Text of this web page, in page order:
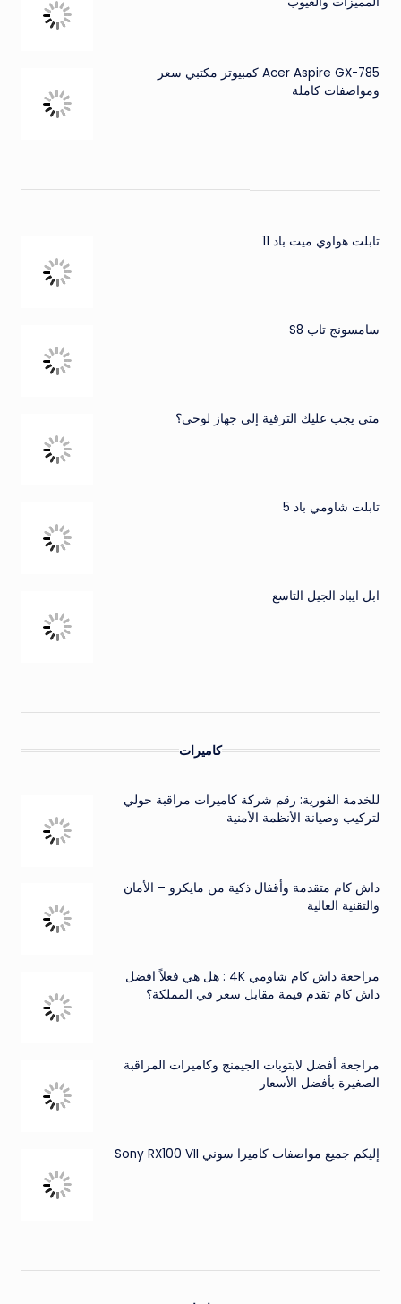
Acer Aspire GX-785 كمبيوتر مكتبي سعر
ومواصفات كاملة
تابلت هواوي ميت باد 11
سامسونج تاب S8
متى يجب عليك الترقية إلى جهاز لوحي؟
تابلت شاومي باد 5
ابل ايباد الجيل التاسع
كاميرات
للخدمة الفورية: رقم شركة كاميرات مراقبة حولي
لتركيب وصيانة الأنظمة الأمنية
داش كام متقدمة وأقفال ذكية من مايكرو – الأمان
والتقنية العالية
مراجعة داش كام شاومي 4K : هل هي فعلاً افضل
داش كام تقدم قيمة مقابل سعر في المملكة؟
مراجعة أفضل لابتوبات الجيمنج وكاميرات المراقبة
الصغيرة بأفضل الأسعار
إليكم جميع مواصفات كاميرا سوني Sony RX100 VII